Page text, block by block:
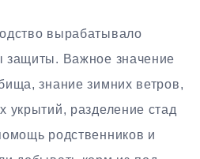
вырабатывало
защиты. Важное значение
знание зимних ветров,
укрытий, разделение стад
родственников и